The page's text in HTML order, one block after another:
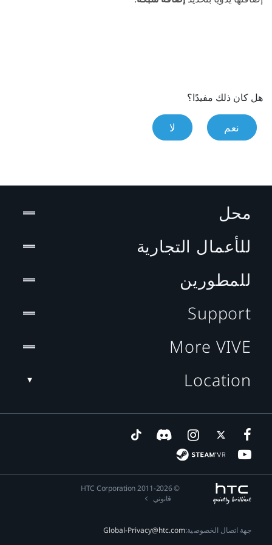
هل كان ذلك مفيدًا؟
نعم لا
محل
للأعمال التجارية
للمطورين
Support
More VIVE
Location
© 2011-2026 HTC Corporation
قانوني
جهة اتصال الخصوصية:Global-Privacy@htc.com